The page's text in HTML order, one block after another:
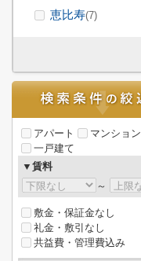
恵比寿(7)
アパート
マンション
一戸建て
▼賃料
～
敷金・保証金なし
礼金・敷引なし
共益費・管理費込み